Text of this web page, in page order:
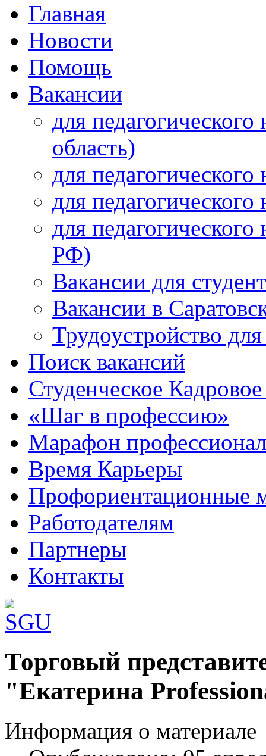
Главная
Новости
Помощь
Вакансии
для
область)
для
для
для
РФ)
Вакансии для
Вакансии в
Трудоустройство
Поиск вакансий
Студенческое Кадровое
«Шаг в профессию»
Марафон
Время Карьеры
Профориентационные
Работодателям
Партнеры
Контакты
Шаблоны Joomla 3 здесь:http://www.joomla3x.ru/joomla3-
Торговый
"Екатерина
Информация о материале